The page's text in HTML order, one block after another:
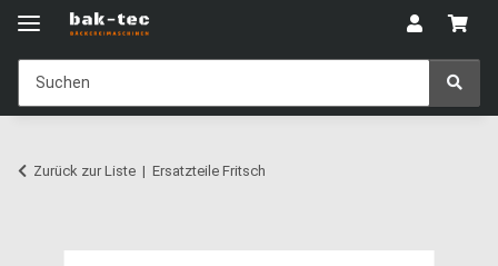
Zurück zur Liste Ersatzteile Fritsch